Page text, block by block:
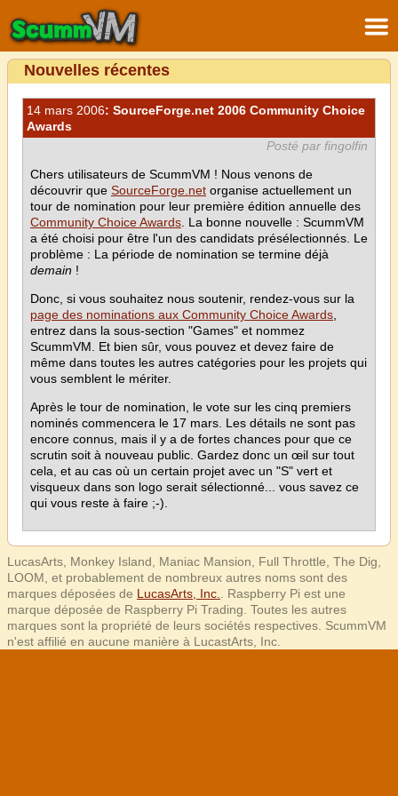
Nouvelles récentes
14 mars 2006: SourceForge.net 2006 Community Choice
Awards
Posté par fingolfin
Chers utilisateurs de ScummVM ! Nous venons de
découvrir que SourceForge.net organise actuellement un
tour de nomination pour leur première édition annuelle des
Community Choice Awards . La bonne nouvelle : ScummVM
a été choisi pour être l'un des candidats présélectionnés. Le
problème : La période de nomination se termine déjà
demain !
Donc, si vous souhaitez nous soutenir, rendez-vous sur la
page des nominations aux Community Choice Awards
entrez dans la sous-section "Games" et nommez
ScummVM. Et bien sûr, vous pouvez et devez faire de
même dans toutes les autres catégories pour les projets qui
vous semblent le mériter.
Après le tour de nomination, le vote sur les cinq premiers
nominés commencera le 17 mars. Les détails ne sont pas
encore connus, mais il y a de fortes chances pour que ce
scrutin soit à nouveau public. Gardez donc un œil sur tout
cela, et au cas où un certain projet avec un "S" vert et
visqueux dans son logo serait sélectionné... vous savez ce
qui vous reste à faire ;-).
LucasArts, Monkey Island, Maniac Mansion, Full Throttle, The Dig,
LOOM, et probablement de nombreux autres noms sont des
marques déposées de LucasArts, Inc.
. Raspberry Pi est une
marque déposée de Raspberry Pi Trading. Toutes les autres
marques sont la propriété de leurs sociétés respectives. ScummVM
n'est affilié en aucune manière à LucastArts, Inc.